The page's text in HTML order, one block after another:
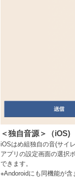
＜独自音源＞（iOS)
iOSはめ組独自の音(サイ
アプリの設定画面の選択
できます。
※Andoroidにも同機能が含